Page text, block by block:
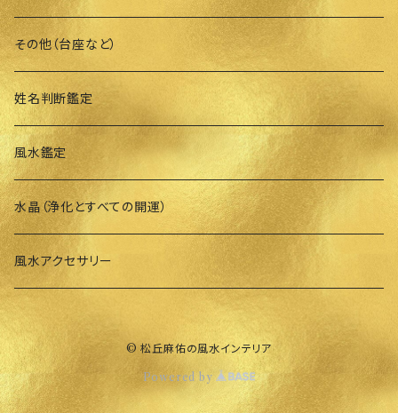
その他（台座など）
姓名判断鑑定
風水鑑定
水晶（浄化とすべての開運）
風水アクセサリー
© 松丘麻佑の風水インテリア
Powered by